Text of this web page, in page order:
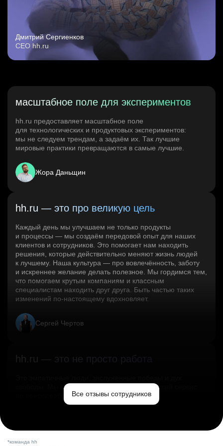
Дмитрий Сергиенков
CEO hh.ru
масштабное поле для экспериментов
hh.ru предоставляет масштабное поле
для технологических и продуктовых экспериментов:
мы не следуем трендам, а задаём их. Так лучшие
мировые практики превращаются в самые лучшие.
Жора Даньщин
hh.ru — это про великую цель
Каждый день мы улучшаем не только продукты
и процессы — мы создаём передовой опыт для наших
клиентов и сотрудников. Это помогает нам находить
решения, которые действительно меняют жизнь людей
к лучшему. Наша культура — про вовлечённость, заботу
и искреннее желание делать полезное. Мы гордимся тем,
что помогаем крутым компаниям и классным
специалистам находить друг друга. Быть частью таких
изменений по‑настоящему вдохновляет.
Сергей Чертов
hh.ru — это не просто работа
свободы. Мы помогаем миру и создаём лучший сервис
по поиску работы в стране.Все отзывы сотрудников
*команда hh